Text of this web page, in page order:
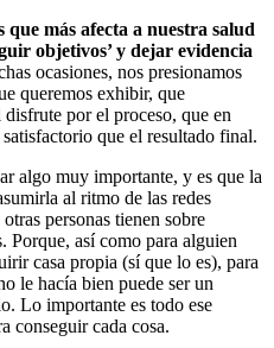
que más afecta a nuestra salud
objetivos’ y dejar evidencia
ocasiones, nos presionamos
queremos exhibir, que
por el proceso, que en
que el resultado final.
algo muy importante, y es que la
al ritmo de las redes
personas tienen sobre
Porque, así como para alguien
casa propia (sí que lo es), para
le hacía bien puede ser un
Lo importante es todo ese
conseguir cada cosa.